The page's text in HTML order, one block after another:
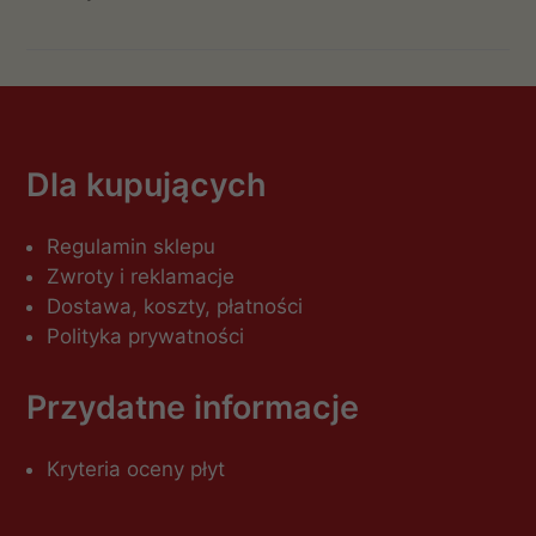
Dla kupujących
Regulamin sklepu
Zwroty i reklamacje
Dostawa, koszty, płatności
Polityka prywatności
Przydatne informacje
Kryteria oceny płyt